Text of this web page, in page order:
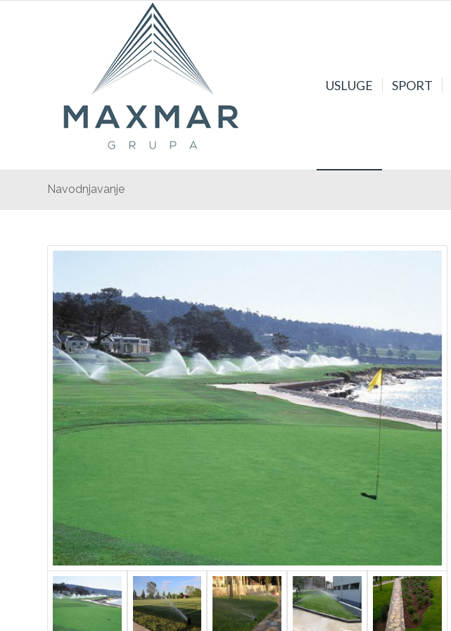
USLUGE SPORT
Navodnjavanje